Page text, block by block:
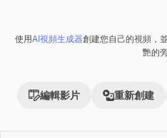
Premium
使用AI視頻生成器創建您自己的視頻，
艷的
編輯影片 重新創建